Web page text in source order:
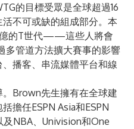
的目標受眾是全球超過16
不可或缺的組成部分。本
億的T世代——這些人將會
多管道方法擴大賽事的影響
播客、串流媒體平台和線
Brown先生擁有在全球建
擔任ESPN Asia和ESPN
NBA、Univision和One